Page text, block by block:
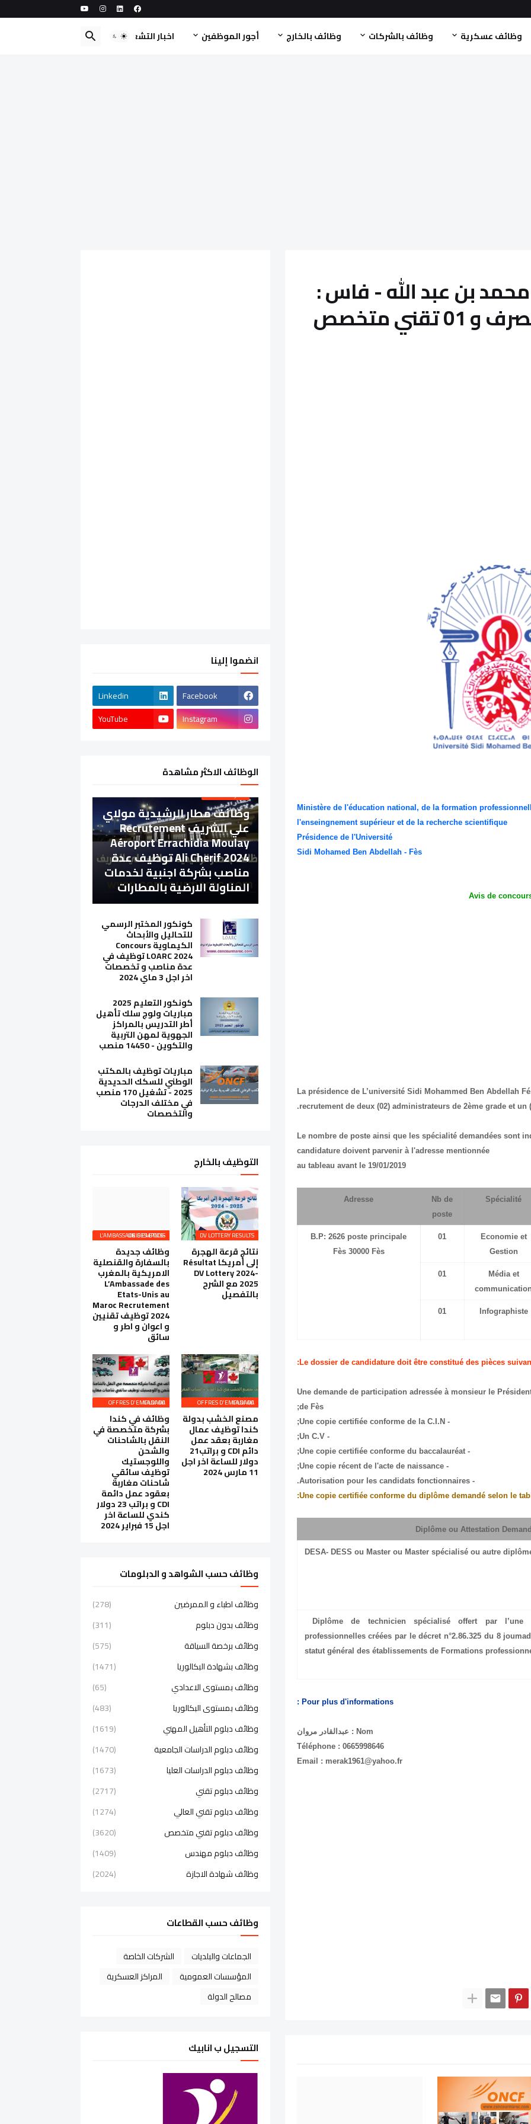
وظائف عسكرية وظائف بالشركات وظائف بالخارج أجور الموظفين اخبار التشغيل
بن عبد الله - فاس :
مباراة توظيف 02 متصرف و 01 تقني متخصص
Ministère de l'éducation national, de la formation
l'enseingnement supérieur et de la recherche scientifique
Présidence de l'Université
Sidi Mohamed Ben Abdellah - Fès
Avis de
La présidence de L’université Sidi Mohammed Ben Abdellah
recrutement de deux (02) administrateurs de 2ème grade et un
Le nombre de poste ainsi que les spécialité demandées sont
candidature doivent parvenir à l'adresse mentionnée
au tableau avant le 19/01/2019
Spécialité
Nb de
poste
Adresse
Economie et
Gestion
01
B.P: 2626 poste principale
Fès 30000 Fès
Média et
01
Infographiste
01
Le dossier de candidature doit être constitué des pièces
- Une demande de participation adressée à monsieur le
de Fès;
- Une copie certifiée conforme de la C.I.N;
- Un C.V;
- Une copie certifiée conforme du baccalauréat;
- Une copie récent de l'acte de naissance;
- Autorisation pour les candidats fonctionnaires.
DESA- DESS ou Master ou Master spécialisé ou autre
Diplôme de technicien spécialisé offert par l’une
professionnelles créées par le décret n°2.86.325 du 8
statut général des établissements de Formations
Pour plus d'informations :
Nom : عبدالقادر مروان
Téléphone : 0665998646
Email : merak1961@yahoo.fr
انضموا إلينا
Facebook
Linkedin
Instagram
YouTube
الوظائف الاكثر مشاهدة
الشركات الخاصة
وظائف مطار الرشيدية مولاي
علي الشريف Recrutement
Aéroport Errachidia Moulay
Ali Cherif 2024 توظيف عدة
مناصب بشركة اجنبية لخدمات
المناولة الارضية بالمطارات
كونكور المختبر الرسمي
للتحاليل والأبحاث
الكيماوية Concours
LOARC 2024 توظيف في
عدة مناصب و تخصصات
اخر اجل 3 ماي 2024
كونكور التعليم 2025
مباريات ولوج سلك تأهيل
أطر التدريس بالمراكز
الجهوية لمهن التربية
والتكوين - 14450 منصب
مباريات توظيف بالمكتب
الوطني للسكك الحديدية
2025 - تشغيل 170 منصب
في مختلف الدرجات
والتخصصات
التوظيف بالخارج
DV LOTTERY RESULTS
نتائج قرعة الهجرة
إلى أمريكا Résultat
DV Lottery 2024-
2025 مع الشرح
بالتفصيل
L’AMBASSADE DES ETATS-UNIS EMPLOIS
وظائف جديدة
بالسفارة والقنصلية
الامريكية بالمغرب
L’Ambassade des
Etats-Unis au
Maroc Recrutement
2024 توظيف تقنيين
و اعوان و اطر و
سائق
OFFRES D'EMPLOI AU CANADA
مصنع الخشب بدولة
كندا توظيف عمال
مغاربة بعقد عمل
دائم CDI و براتب21
دولار للساعة اخر اجل
11 مارس 2024
OFFRES D'EMPLOI AU CANADA
وظائف في كندا
بشركة متخصصة في
النقل بالشاحنات
والشحن
واللوجستيك
توظيف سائقي
شاحنات مغاربة
بعقود عمل دائمة
CDI و براتب 23 دولار
كندي للساعة اخر
اجل 15 فبراير 2024
وظائف حسب الشواهد و الدبلومات
وظائف اطباء و الممرضين
(278)
وظائف بدون دبلوم
(311)
وظائف برخصة السياقة
(575)
وظائف بشهادة البكالوريا
(1471)
وظائف بمستوى الاعدادي
(65)
وظائف بمستوى البكالوريا
(483)
وظائف دبلوم التأهيل المهني
(1619)
وظائف دبلوم الدراسات الجامعية
(1470)
وظائف دبلوم الدراسات العليا
(1673)
وظائف دبلوم تقني
(2717)
وظائف دبلوم تقني العالي
(1274)
وظائف دبلوم تقني متخصص
(3620)
وظائف دبلوم مهندس
(1409)
وظائف شهادة الاجازة
(2024)
وظائف حسب القطاعات
الجماعات والبلديات
الشركات الخاصة
المؤسسات العمومية
المراكز العسكرية
مصالح الدولة
التسجيل ب انابيك